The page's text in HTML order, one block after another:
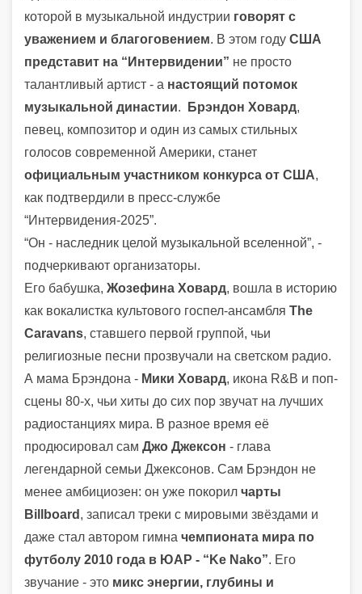
которой в музыкальной индустрии говорят с
уважением и благоговением. В этом году США
представит на “Интервидении” не просто
талантливый артист - а настоящий потомок
музыкальной династии. Брэндон Ховард,
певец, композитор и один из самых стильных
голосов современной Америки, станет
официальным участником конкурса от США,
как подтвердили в пресс-службе
“Интервидения-2025”.
“Он - наследник целой музыкальной вселенной”, -
подчеркивают организаторы.
Его бабушка, Жозефина Ховард, вошла в историю
как вокалистка культового госпел-ансамбля The
Caravans, ставшего первой группой, чьи
религиозные песни прозвучали на светском радио.
А мама Брэндона - Мики Ховард, икона R&B и поп-
сцены 80-х, чьи хиты до сих пор звучат на лучших
радиостанциях мира. В разное время её
продюсировал сам Джо Джексон - глава
легендарной семьи Джексонов. Сам Брэндон не
менее амбициозен: он уже покорил чарты
Billboard , записал треки с мировыми звёздами и
даже стал автором гимна чемпионата мира по
футболу 2010 года в ЮАР - “Ke Nako”. Его
звучание - это микс энергии, глубины и